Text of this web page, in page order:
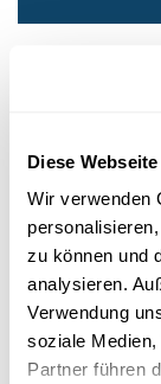
Diese
Wir verwenden
zu können und
analysieren.
Verwendung
soziale
Partner führen
Infobox
Quellen
Mr